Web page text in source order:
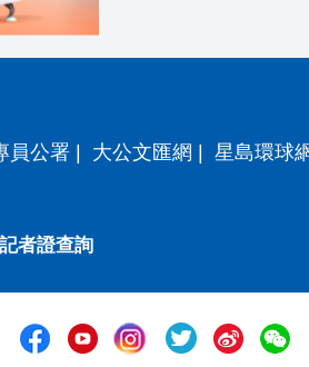
員公署 大公文匯網 星島環球
記者證查詢